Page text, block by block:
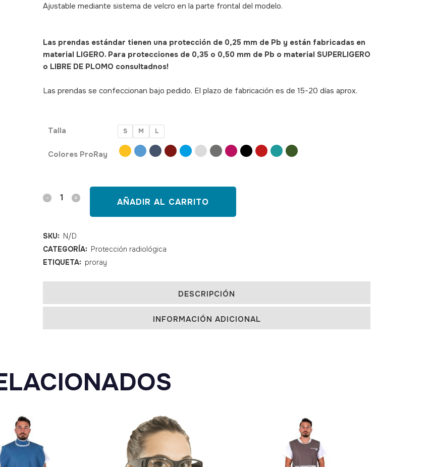
Ajustable mediante sistema de velcro en la parte frontal del modelo.
Las prendas estándar tienen una protección de 0,25 mm de Pb y están fabricadas en
material LIGERO. Para protecciones de 0,35 o 0,50 mm de Pb o material SUPERLIGERO
o LIBRE DE PLOMO consultadnos!
Las prendas se confeccionan bajo pedido. El plazo de fabricación es de 15-20 días aprox.
Talla S M L
Colores ProRay
Delantal
de
protección
quantity
AÑADIR AL CARRITO
SKU: N/D
CATEGORÍA: Protección radiológica
ETIQUETA: proray
DESCRIPCIÓN
INFORMACIÓN ADICIONAL